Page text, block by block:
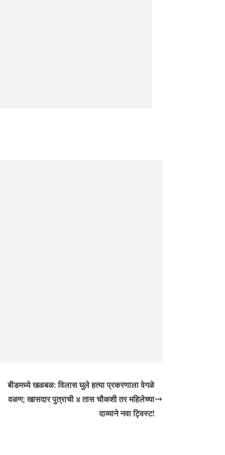
बीडमध्ये खळबळ: विलास घुले हत्या प्रकरणाला वेगळे
वळण; खासदार पुत्राची ४ तास चौकशी तर महिलेच्या
दाव्याने नवा ट्विस्ट!